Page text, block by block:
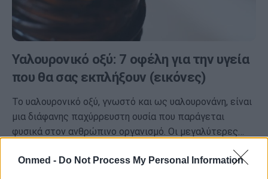
Onmed - Do Not Process My Personal Information
Υαλουρονικό οξύ: 7 οφέλη για την υγεία
που θα σας εκπλήξουν (εικόνες)
Το υαλουρονικό οξύ, γνωστό και ως υαλουρονάνη, είναι
μια διάφανης παχύρρευστη ουσία που παράγεται
φυσικά στον ανθρώπινο οργανισμό. Οι μεγαλύτερες…